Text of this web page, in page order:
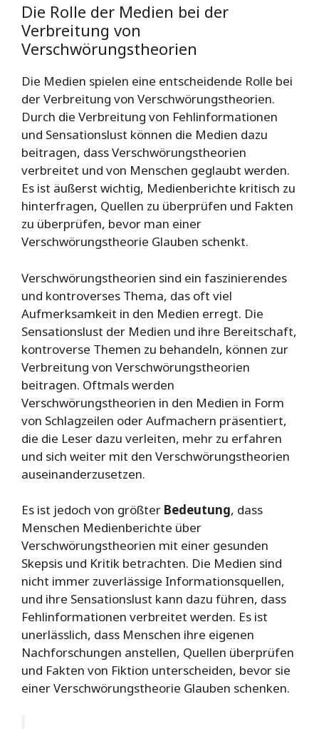
Die Rolle der Medien bei der
Verbreitung von
Verschwörungstheorien
Die Medien spielen eine entscheidende Rolle bei
der Verbreitung von Verschwörungstheorien.
Durch die Verbreitung von Fehlinformationen
und Sensationslust können die Medien dazu
beitragen, dass Verschwörungstheorien
verbreitet und von Menschen geglaubt werden.
Es ist äußerst wichtig, Medienberichte kritisch zu
hinterfragen, Quellen zu überprüfen und Fakten
zu überprüfen, bevor man einer
Verschwörungstheorie Glauben schenkt.
Verschwörungstheorien sind ein faszinierendes
und kontroverses Thema, das oft viel
Aufmerksamkeit in den Medien erregt. Die
Sensationslust der Medien und ihre Bereitschaft,
kontroverse Themen zu behandeln, können zur
Verbreitung von Verschwörungstheorien
beitragen. Oftmals werden
Verschwörungstheorien in den Medien in Form
von Schlagzeilen oder Aufmachern präsentiert,
die die Leser dazu verleiten, mehr zu erfahren
und sich weiter mit den Verschwörungstheorien
auseinanderzusetzen.
Es ist jedoch von größter Bedeutung, dass
Menschen Medienberichte über
Verschwörungstheorien mit einer gesunden
Skepsis und Kritik betrachten. Die Medien sind
nicht immer zuverlässige Informationsquellen,
und ihre Sensationslust kann dazu führen, dass
Fehlinformationen verbreitet werden. Es ist
unerlässlich, dass Menschen ihre eigenen
Nachforschungen anstellen, Quellen überprüfen
und Fakten von Fiktion unterscheiden, bevor sie
einer Verschwörungstheorie Glauben schenken.